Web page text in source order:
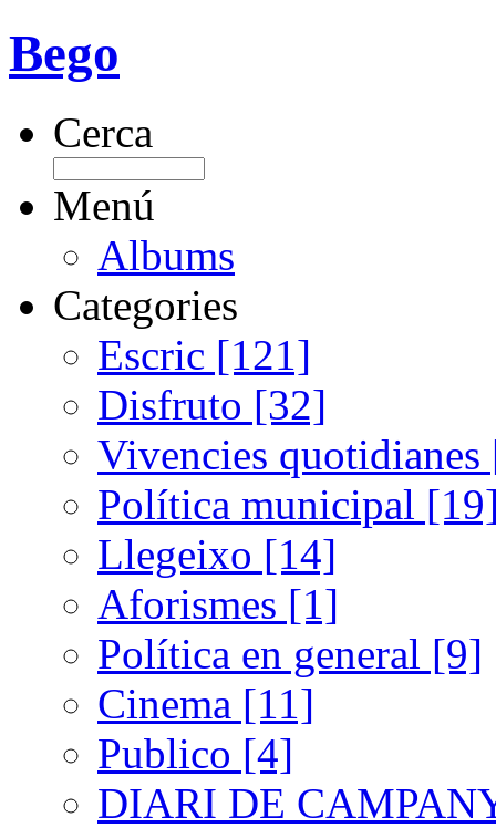
Bego
Cerca
Menú
Albums
Categories
Escric [121]
Disfruto [32]
Vivencies
Política municipal
Llegeixo [14]
Aforismes [1]
Política en general [9]
Cinema [11]
Publico [4]
DIARI DE